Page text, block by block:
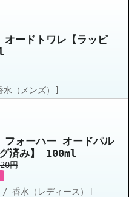
ードトワレ【ラッピ
（メンズ）]
ー オードパル
済み】 100ml
円
/ 香水（レディース）]